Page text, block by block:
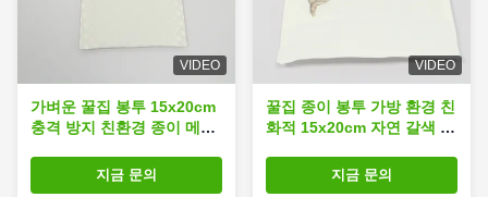
VIDEO
가벼운 꿀집 봉투 15x20cm
충격 방지 친환경 종이 메일
지금 문의
VIDEO
꿀집 종이 봉투 가방 환경 친
화적 15x20cm 자연 갈색 종
지금 문의